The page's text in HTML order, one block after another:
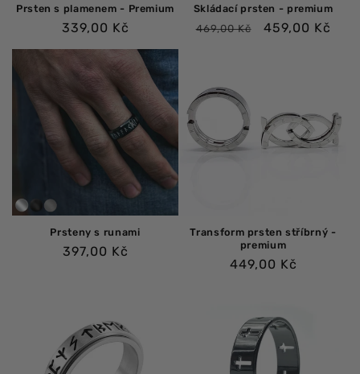
Prsten s plamenem - Premium
Běžná
339,00 Kč
Skládací prsten - premium
Běžná
469,00 Kč
Výprodejová
459,00 Kč
Prsteny s runami
Běžná
397,00 Kč
Transform prsten stříbrný -
premium
Běžná
449,00 Kč